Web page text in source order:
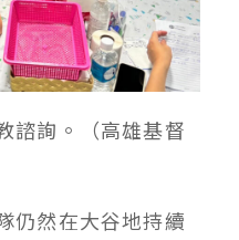
諮詢。（高雄基督
仍然在大谷地持續